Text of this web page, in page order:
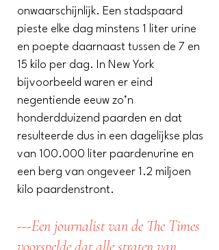
onwaarschijnlijk. Een stadspaard
pieste elke dag minstens 1 liter urine
en poepte daarnaast tussen de 7 en
15 kilo per dag. In New York
bijvoorbeeld waren er eind
negentiende eeuw zo’n
honderdduizend paarden en dat
resulteerde dus in een dagelijkse plas
van 100.000 liter paardenurine en
een berg van ongeveer 1.2 miljoen
kilo paardenstront.
---Een journalist van de The Times